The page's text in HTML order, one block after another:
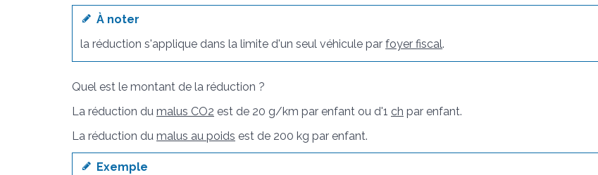
À noter
la réduction s'applique dans la limite d'un seul véhicule parfoyer fiscal.
Quel est le montant de la réduction ?
La réduction du malus CO2 est de 20 g/km par enfant ou d'1 ch par enfant.
La réduction du malus au poids est de 200 kg par enfant.
Exemple